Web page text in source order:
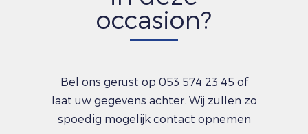
occasion?
Bel ons gerust op 053 574 23 45 of
laat uw gegevens achter. Wij zullen zo
spoedig mogelijk contact opnemen